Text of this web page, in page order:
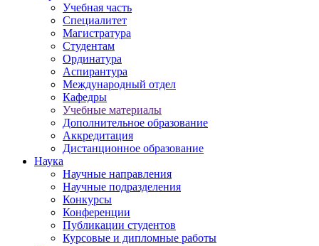
Учебная часть
Специалитет
Магистратура
Студентам
Ординатура
Аспирантура
Международный отдел
Кафедры
Учебные материалы
Дополнительное образование
Аккредитация
Дистанционное образование
Наука
Научные направления
Научные подразделения
Конкурсы
Конференции
Публикации студентов
Курсовые и дипломные работы